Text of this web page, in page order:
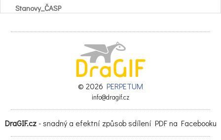
Stanovy_ČASP
© 2026 PERPETUM
info@dragif.cz
DraGIF.cz- snadný a efektní způsob sdílení PDF na Facebooku